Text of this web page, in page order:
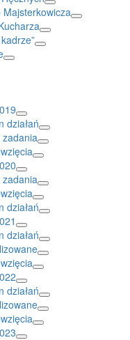
Majsterkowicza
działań
działań
działań
działań